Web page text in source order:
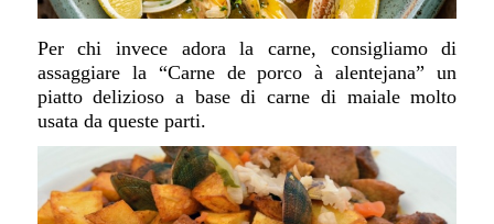
Per chi invece adora la carne, consigliamo di
assaggiare la “Carne de porco à alentejana” un
piatto delizioso a base di carne di maiale molto
usata da queste parti.